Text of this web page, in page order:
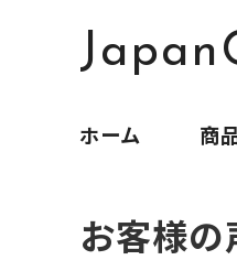
ホーム 商
お客様